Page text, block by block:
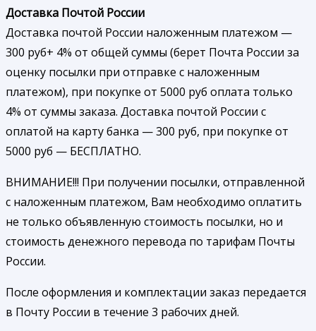
Доставка Почтой России
Доставка почтой России наложенным платежом —
300 руб+ 4% от общей суммы (берет Почта России за
оценку посылки при отправке с наложенным
платежом), при покупке от 5000 руб оплата только
4% от суммы заказа. Доставка почтой России с
оплатой на карту банка — 300 руб, при покупке от
5000 руб — БЕСПЛАТНО.
ВНИМАНИЕ!!! При получении посылки, отправленной
с наложенным платежом, Вам необходимо оплатить
не только объявленную стоимость посылки, но и
стоимость денежного перевода по тарифам Почты
России.
После оформления и комплектации заказ передается
в Почту России в течение 3 рабочих дней.